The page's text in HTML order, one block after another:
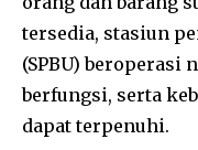
tersedia, stasiun
(SPBU)
berfungsi, serta
dapat terpenuhi.